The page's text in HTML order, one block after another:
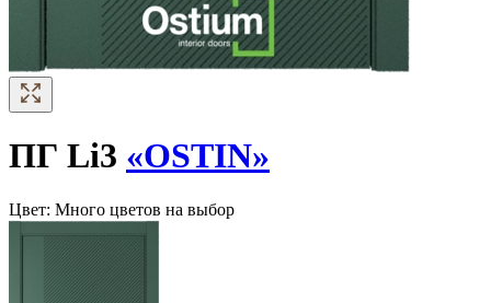
ПГ Li3 «OSTIN»
Цвет: Много цветов на выбор